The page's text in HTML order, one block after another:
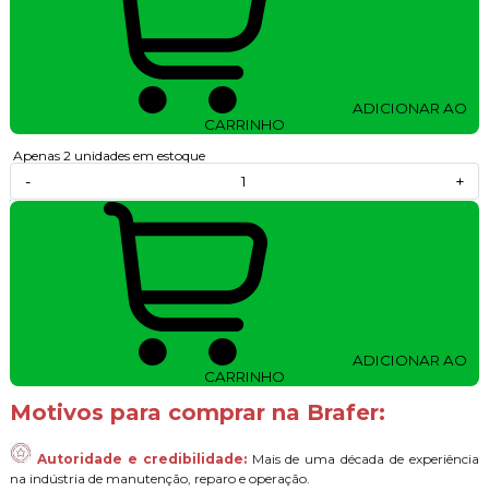
ADICIONAR AO
CARRINHO
Apenas 2 unidades em estoque
- +
CARRINHO
Motivos para comprar na Brafer:
Autoridade e credibilidade: Mais de uma década de experiência
na indústria de manutenção, reparo e operação.